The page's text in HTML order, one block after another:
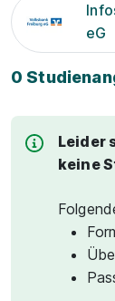
eG
0
Leider
keine